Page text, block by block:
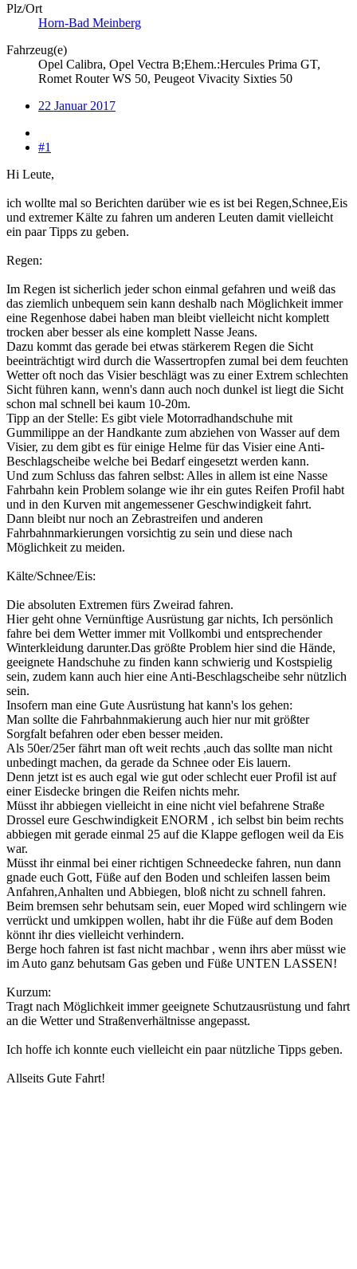
Plz/Ort
Horn-Bad Meinberg
Fahrzeug(e)
Opel Calibra, Opel Vectra B;Ehem.:Hercules Prima GT,
Romet Router WS 50, Peugeot Vivacity Sixties 50
22 Januar 2017
#1
Hi Leute,
ich wollte mal so Berichten darüber wie es ist bei Regen,Schnee,Eis
und extremer Kälte zu fahren um anderen Leuten damit vielleicht
ein paar Tipps zu geben.
Regen:
Im Regen ist sicherlich jeder schon einmal gefahren und weiß das
das ziemlich unbequem sein kann deshalb nach Möglichkeit immer
eine Regenhose dabei haben man bleibt vielleicht nicht komplett
trocken aber besser als eine komplett Nasse Jeans.
Dazu kommt das gerade bei etwas stärkerem Regen die Sicht
beeinträchtigt wird durch die Wassertropfen zumal bei dem feuchten
Wetter oft noch das Visier beschlägt was zu einer Extrem schlechten
Sicht führen kann, wenn's dann auch noch dunkel ist liegt die Sicht
schon mal schnell bei kaum 10-20m.
Tipp an der Stelle: Es gibt viele Motorradhandschuhe mit
Gummilippe an der Handkante zum abziehen von Wasser auf dem
Visier, zu dem gibt es für einige Helme für das Visier eine Anti-
Beschlagscheibe welche bei Bedarf eingesetzt werden kann.
Und zum Schluss das fahren selbst: Alles in allem ist eine Nasse
Fahrbahn kein Problem solange wie ihr ein gutes Reifen Profil habt
und in den Kurven mit angemessener Geschwindigkeit fahrt.
Dann bleibt nur noch an Zebrastreifen und anderen
Fahrbahnmarkierungen vorsichtig zu sein und diese nach
Möglichkeit zu meiden.
Kälte/Schnee/Eis:
Die absoluten Extremen fürs Zweirad fahren.
Hier geht ohne Vernünftige Ausrüstung gar nichts, Ich persönlich
fahre bei dem Wetter immer mit Vollkombi und entsprechender
Winterkleidung darunter.Das größte Problem hier sind die Hände,
geeignete Handschuhe zu finden kann schwierig und Kostspielig
sein, zudem kann auch hier eine Anti-Beschlagscheibe sehr nützlich
sein.
Insofern man eine Gute Ausrüstung hat kann's los gehen:
Man sollte die Fahrbahnmakierung auch hier nur mit größter
Sorgfalt befahren oder eben besser meiden.
Als 50er/25er fährt man oft weit rechts ,auch das sollte man nicht
unbedingt machen, da gerade da Schnee oder Eis lauern.
Denn jetzt ist es auch egal wie gut oder schlecht euer Profil ist auf
einer Eisdecke bringen die Reifen nichts mehr.
Müsst ihr abbiegen vielleicht in eine nicht viel befahrene Straße
Drossel eure Geschwindigkeit ENORM , ich selbst bin beim rechts
abbiegen mit gerade einmal 25 auf die Klappe geflogen weil da Eis
war.
Müsst ihr einmal bei einer richtigen Schneedecke fahren, nun dann
gnade euch Gott, Füße auf den Boden und schleifen lassen beim
Anfahren,Anhalten und Abbiegen, bloß nicht zu schnell fahren.
Beim bremsen sehr behutsam sein, euer Moped wird schlingern wie
verrückt und umkippen wollen, habt ihr die Füße auf dem Boden
könnt ihr dies vielleicht verhindern.
Berge hoch fahren ist fast nicht machbar , wenn ihrs aber müsst wie
im Auto ganz behutsam Gas geben und Füße UNTEN LASSEN!
Kurzum:
Tragt nach Möglichkeit immer geeignete Schutzausrüstung und fahrt
an die Wetter und Straßenverhältnisse angepasst.
Ich hoffe ich konnte euch vielleicht ein paar nützliche Tipps geben.
Allseits Gute Fahrt!